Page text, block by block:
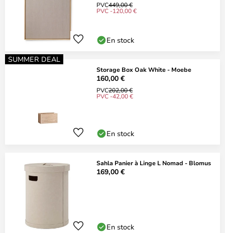
PVC449,00 €
PVC -120,00 €
En stock
SUMMER DEAL
Storage Box Oak White - Moebe
160,00 €
PVC202,00 €
PVC -42,00 €
En stock
Sahla Panier à Linge L Nomad - Blomus
169,00 €
En stock